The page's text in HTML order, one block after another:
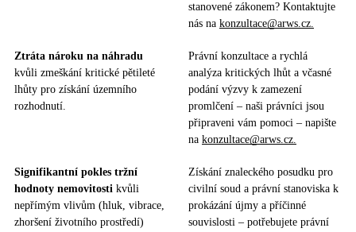
stanovené zákonem? Kontaktujte
nás na konzultace@arws.cz.
Ztráta nároku na náhradu
kvůli zmeškání kritické pětileté
lhůty pro získání územního
rozhodnutí.
Právní konzultace a rychlá
analýza kritických lhůt a včasné
podání výzvy k zamezení
promlčení – naši právníci jsou
připraveni vám pomoci – napište
na konzultace@arws.cz.
Signifikantní pokles tržní
hodnoty nemovitosti kvůli
nepřímým vlivům (hluk, vibrace,
zhoršení životního prostředí)
Získání znaleckého posudku pro
civilní soud a právní stanoviska k
prokázání újmy a příčinné
souvislosti – potřebujete právní